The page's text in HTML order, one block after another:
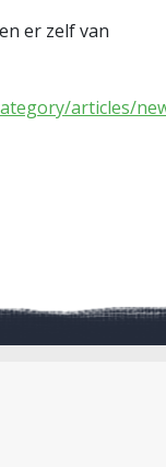
er zelf van
articles/